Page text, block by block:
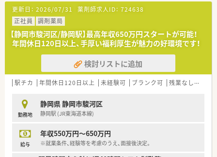
治療にあたっています。
≪業務内容≫
■入院患者様の調剤、監査、服薬指導
■外来患者様の調剤、監査、服薬指導
■注射剤調整（抗がん剤 TPN PET あり）
■病棟業務
■医薬品管理、医薬品情報管理
※上記の中で勤務時間、ご経験をお伺いしたうえで決定します
■病院薬剤師の経験がなくてもご応募可能です！
■院内託児所完備しています。子育てとの両立にも理解ある職
場です。
院見学で仕事のイメージをつかんでください！お気軽にご相談く
ださい♪
更新日： 2026/07/31 薬剤師求人ID： 724638
正社員
調剤薬局
【静岡市駿河区/静岡駅】最高年収650万円スタートが可能！
年間休日120日以上、手厚い福利厚生が魅力の好環境です！
検討リストに追加
駅チカ 年間休日120日以上 未経験可 ブランク可 残業なし(ほぼなし含む)
勤務地
静岡県 静岡市駿河区
静岡駅 (JR東海道本線)
給与
年収550万円～650万円
※就業条件、経験等を考慮のうえ、面接後決定。